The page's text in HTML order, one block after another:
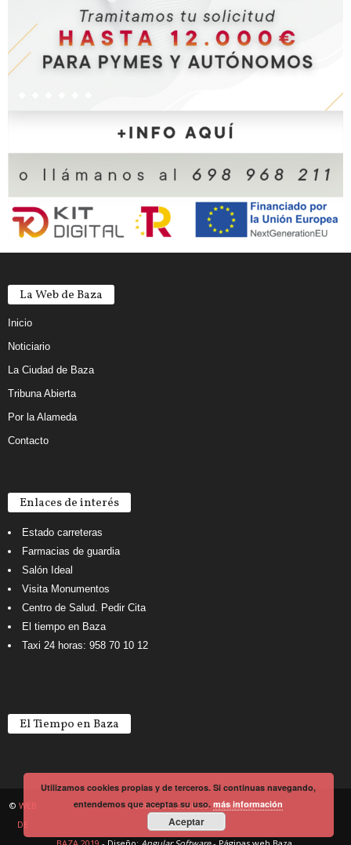
La Web de Baza
Inicio
Noticiario
La Ciudad de Baza
Tribuna Abierta
Por la Alameda
Contacto
Enlaces de interés
Estado carreteras
Farmacias de guardia
Salón Ideal
Visita Monumentos
Centro de Salud. Pedir Cita
El tiempo en Baza
Taxi 24 horas: 958 70 10 12
El Tiempo en Baza
Política de Cookies Noticiario
© WEB
DE
Utilizamos cookies propias y de terceros. Si continuas navegando,
entendemos que aceptas su uso.más información
Aceptar